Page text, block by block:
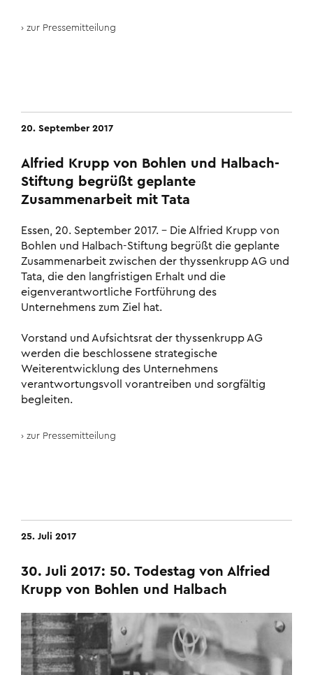
zur Pressemitteilung
20. September 2017
Alfried Krupp von Bohlen und Halbach-
Stiftung begrüßt geplante
Zusammenarbeit mit Tata
Essen, 20. September 2017. – Die Alfried Krupp von
Bohlen und Halbach-Stiftung begrüßt die geplante
Zusammenarbeit zwischen der thyssenkrupp AG und
Tata, die den langfristigen Erhalt und die
eigenverantwortliche Fortführung des
Unternehmens zum Ziel hat.
Vorstand und Aufsichtsrat der thyssenkrupp AG
werden die beschlossene strategische
Weiterentwicklung des Unternehmens
verantwortungsvoll vorantreiben und sorgfältig
begleiten.
zur Pressemitteilung
25. Juli 2017
30. Juli 2017: 50. Todestag von Alfried
Krupp von Bohlen und Halbach